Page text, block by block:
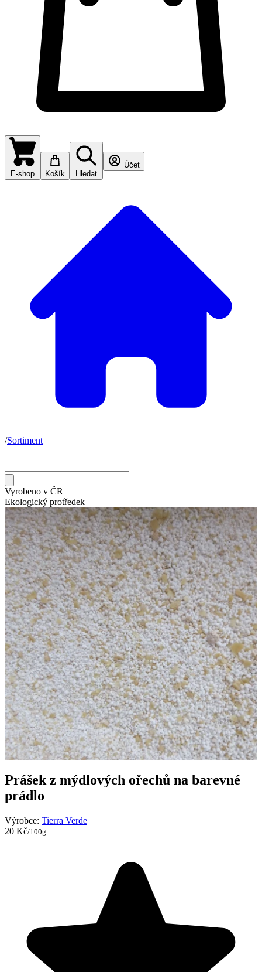
E-shop Košík Hledat
Účet
/Sortiment
Vyrobeno v ČR
Ekologický protředek
Prášek z mýdlových ořechů na barevné
prádlo
Výrobce: Tierra Verde
20 Kč/100g